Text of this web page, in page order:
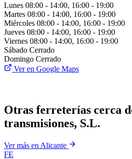
Lunes 08:00 - 14:00, 16:00 - 19:00
Martes 08:00 - 14:00, 16:00 - 19:00
Miércoles 08:00 - 14:00, 16:00 - 19:00
Jueves 08:00 - 14:00, 16:00 - 19:00
Viernes 08:00 - 14:00, 16:00 - 19:00
Sábado Cerrado
Domingo Cerrado
Ver en Google Maps
Otras ferreterías cerca
transmisiones, S.L.
Ver más en Alicante
FE